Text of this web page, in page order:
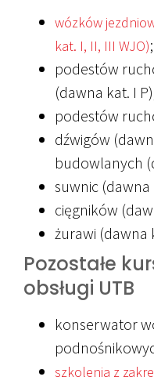
wózków
kat. I, II, III WJO);
podestów
(dawna kat. I
podestów
dźwigów
budowlanych
suwnic (dawna
cięgników
żurawi (dawna
Pozostałe
obsługi UTB
konserwator
szkolenia z